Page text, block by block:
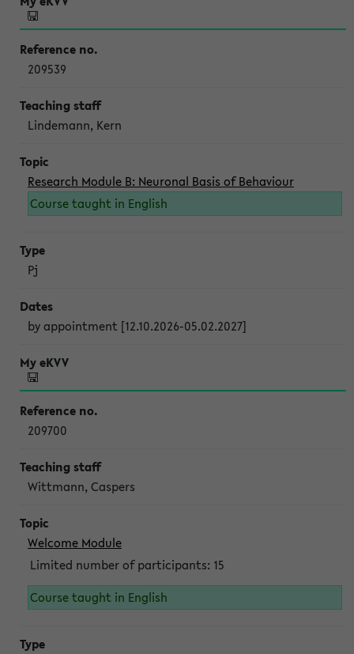
209539
Lindemann, Kern
Research Module B: Neuronal Basis of Behaviour
Course taught in English
Pj
by appointment [12.10.2026-05.02.2027]
209700
Wittmann, Caspers
Welcome Module
Limited number of participants: 15
Course taught in English